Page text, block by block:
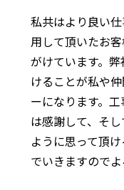
私共はより良い
用して頂いたお
がけています。
けることが私や
ーになります。
は感謝して、そ
ように思って頂
でいきますのでよ